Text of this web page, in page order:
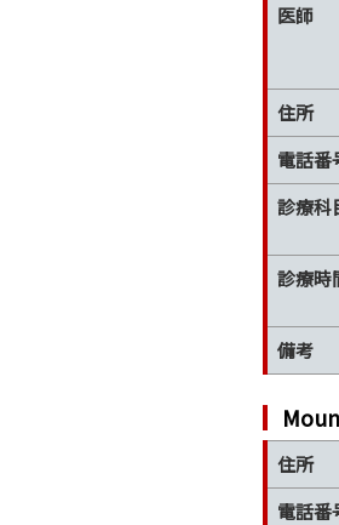
医師
住所
電話番
診療科
診療時
備考
住所
電話番